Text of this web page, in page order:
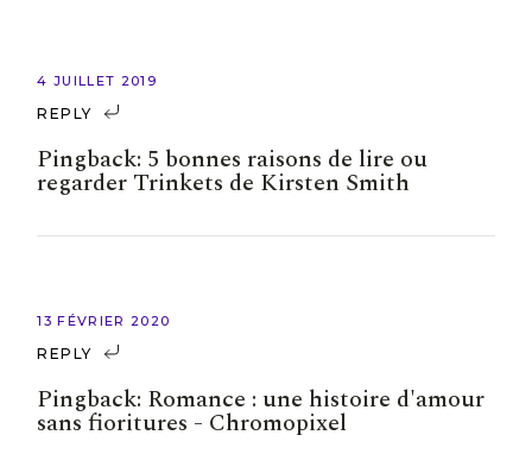
4 JUILLET 2019
REPLY
Pingback: 5 bonnes raisons de lire ou
regarder Trinkets de Kirsten Smith
13 FÉVRIER 2020
REPLY
Pingback: Romance : une histoire d'amour
sans fioritures - Chromopixel